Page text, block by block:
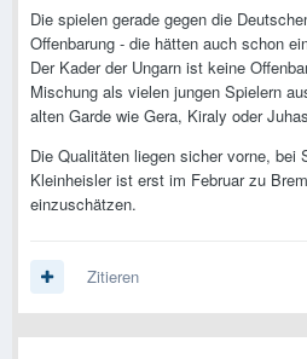
Die spielen gerade gegen die
Offenbarung - die hätten auch schon
Der Kader der Ungarn ist keine
Mischung als vielen jungen Spielern
alten Garde wie Gera, Kiraly oder
Die Qualitäten liegen sicher vorne, bei
Kleinheisler ist erst im Februar zu
einzuschätzen.
Zitieren